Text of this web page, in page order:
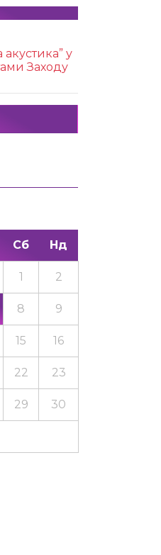
у
Заходу
Сб Нд
1 2
8 9
15 16
22 23
29 30